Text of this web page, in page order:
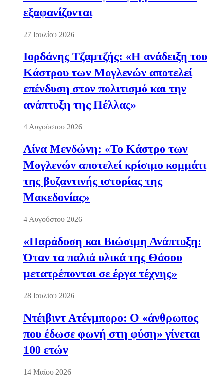
εξαφανίζονται
27 Ιουλίου 2026
Ιορδάνης Τζαμτζής: «Η ανάδειξη του
Κάστρου των Μογλενών αποτελεί
επένδυση στον πολιτισμό και την
ανάπτυξη της Πέλλας»
4 Αυγούστου 2026
Λίνα Μενδώνη: «Το Κάστρο των
Μογλενών αποτελεί κρίσιμο κομμάτι
της βυζαντινής ιστορίας της
Μακεδονίας»
4 Αυγούστου 2026
«Παράδοση και Βιώσιμη Ανάπτυξη:
Όταν τα παλιά υλικά της Θάσου
μετατρέπονται σε έργα τέχνης»
28 Ιουλίου 2026
Ντέιβιντ Ατένμπορο: Ο «άνθρωπος
που έδωσε φωνή στη φύση» γίνεται
100 ετών
14 Μαΐου 2026